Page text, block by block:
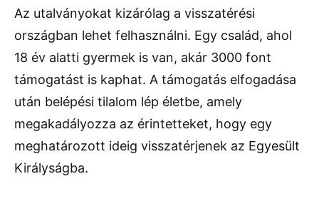
Az utalványokat kizárólag a visszatérési
országban lehet felhasználni. Egy család, ahol
18 év alatti gyermek is van, akár 3000 font
támogatást is kaphat. A támogatás elfogadása
után belépési tilalom lép életbe, amely
megakadályozza az érintetteket, hogy egy
meghatározott ideig visszatérjenek az Egyesült
Királyságba.